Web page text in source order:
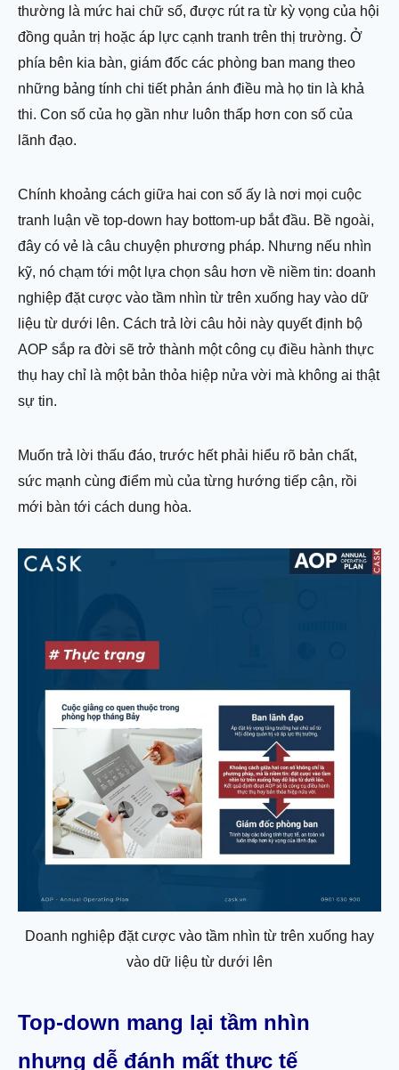
thường là mức hai chữ số, được rút ra từ kỳ vọng của hội
đồng quản trị hoặc áp lực cạnh tranh trên thị trường. Ở
phía bên kia bàn, giám đốc các phòng ban mang theo
những bảng tính chi tiết phản ánh điều mà họ tin là khả
thi. Con số của họ gần như luôn thấp hơn con số của
lãnh đạo.
Chính khoảng cách giữa hai con số ấy là nơi mọi cuộc
tranh luận về top-down hay bottom-up bắt đầu. Bề ngoài,
đây có vẻ là câu chuyện phương pháp. Nhưng nếu nhìn
kỹ, nó chạm tới một lựa chọn sâu hơn về niềm tin: doanh
nghiệp đặt cược vào tầm nhìn từ trên xuống hay vào dữ
liệu từ dưới lên. Cách trả lời câu hỏi này quyết định bộ
AOP sắp ra đời sẽ trở thành một công cụ điều hành thực
thụ hay chỉ là một bản thỏa hiệp nửa vời mà không ai thật
sự tin.
Muốn trả lời thấu đáo, trước hết phải hiểu rõ bản chất,
sức mạnh cùng điểm mù của từng hướng tiếp cận, rồi
mới bàn tới cách dung hòa.
Doanh nghiệp đặt cược vào tầm nhìn từ trên xuống hay
vào dữ liệu từ dưới lên
Top-down mang lại tầm nhìn
nhưng dễ đánh mất thực tế